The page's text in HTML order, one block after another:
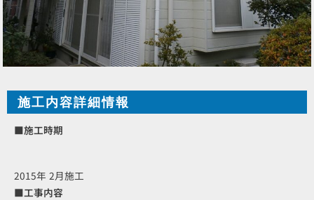
施工内容詳細情報
■施工時期
2015年 2月施工
■工事内容